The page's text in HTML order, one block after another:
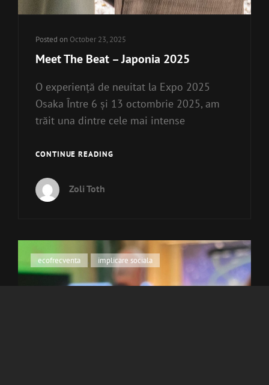
Posted on October 23, 2025
Meet The Beat – Japonia 2025
O experiență de neuitat la Expo 2025
Osaka Între 6 și 13 octombrie 2025, am
trăit una dintre cele mai intense
CONTINUE READINGMEET
Zoli Toth
Cat
Links
ecofrecventa , implicare sociala